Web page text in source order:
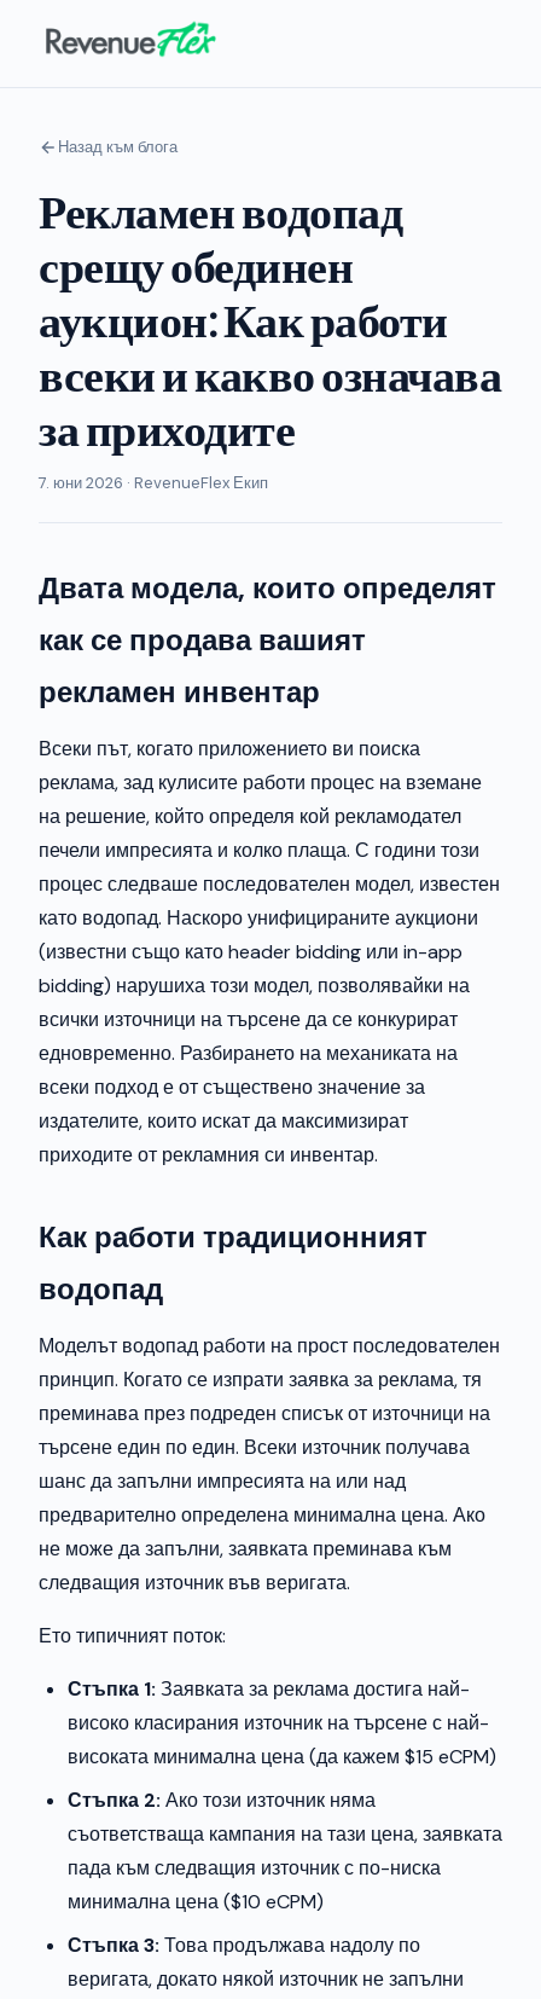
Назад към блога
Рекламен водопад
срещу обединен
аукцион: Как работи
всеки и какво означава
за приходите
7. юни 2026 · RevenueFlex Екип
Двата модела, които определят
как се продава вашият
рекламен инвентар
Всеки път, когато приложението ви поиска
реклама, зад кулисите работи процес на вземане
на решение, който определя кой рекламодател
печели импресията и колко плаща. С години този
процес следваше последователен модел, известен
като водопад. Наскоро унифицираните аукциони
(известни също като header bidding или in-app
bidding) нарушиха този модел, позволявайки на
всички източници на търсене да се конкурират
едновременно. Разбирането на механиката на
всеки подход е от съществено значение за
издателите, които искат да максимизират
приходите от рекламния си инвентар.
Как работи традиционният
водопад
Моделът водопад работи на прост последователен
принцип. Когато се изпрати заявка за реклама, тя
преминава през подреден списък от източници на
търсене един по един. Всеки източник получава
шанс да запълни импресията на или над
предварително определена минимална цена. Ако
не може да запълни, заявката преминава към
следващия източник във веригата.
Ето типичният поток:
Стъпка 1: Заявката за реклама достига най-
високо класирания източник на търсене с най-
високата минимална цена (да кажем $15 eCPM)
Стъпка 2: Ако този източник няма
съответстваща кампания на тази цена, заявката
пада към следващия източник с по-ниска
минимална цена ($10 eCPM)
Стъпка 3: Това продължава надолу по
веригата, докато някой източник не запълни